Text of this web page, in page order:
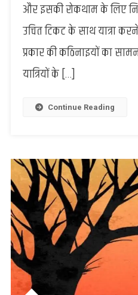
यात्रियों
ECR
ने
रूपए
87
हजार
600
रेल
यात्री
मिले
अवैध
और इसकी रोकथाम के लिए
उचित टिकट के साथ यात्रा
प्रकार की कठिनाइयों का
यात्रियों के […]
Continue Reading